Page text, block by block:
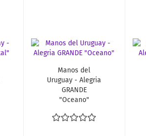
Manos del
Uruguay - Alegria
GRANDE
"Oceano"